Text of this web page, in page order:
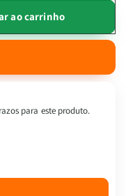
ao carrinho
para este produto.